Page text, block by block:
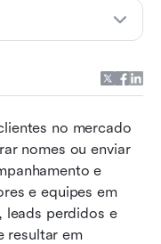
no mercado
nomes ou enviar
e
e equipes em
leads perdidos e
resultar em
imobiliário
em 2026
seu negócio